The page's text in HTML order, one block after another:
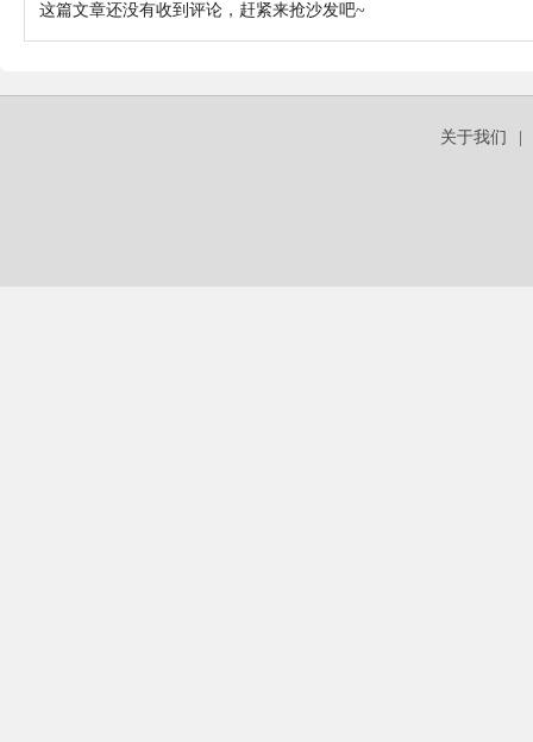
这篇文章还没有收到评论，赶紧来抢沙发吧~
关于我们